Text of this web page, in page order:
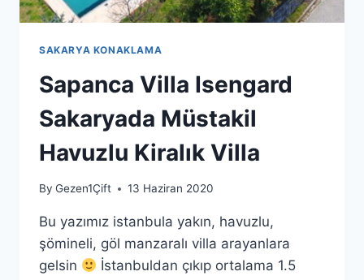
SAKARYA KONAKLAMA
Sapanca Villa Isengard
Sakaryada Müstakil
Havuzlu Kiralık Villa
By Gezen1Çift 13 Haziran 2020
Bu yazımız istanbula yakın, havuzlu,
şömineli, göl manzaralı villa arayanlara
gelsin
İstanbuldan çıkıp ortalama 1.5